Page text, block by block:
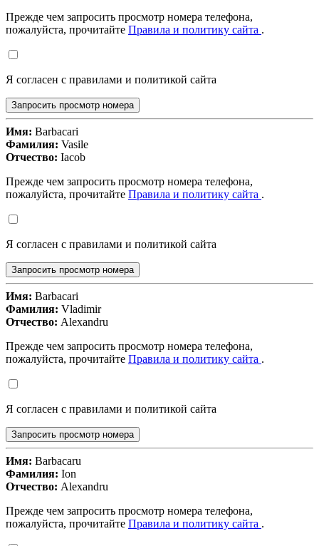
Прежде чем запросить просмотр номера телефона,
пожалуйста, прочитайте Правила и политику сайта .
Я согласен с правилами и политикой сайта
Запросить просмотр номера
Имя: Barbacari
Фамилия: Vasile
Отчество: Iacob
Прежде чем запросить просмотр номера телефона,
пожалуйста, прочитайте Правила и политику сайта .
Я согласен с правилами и политикой сайта
Запросить просмотр номера
Имя: Barbacari
Фамилия: Vladimir
Отчество: Alexandru
Прежде чем запросить просмотр номера телефона,
пожалуйста, прочитайте Правила и политику сайта .
Я согласен с правилами и политикой сайта
Запросить просмотр номера
Имя: Barbacaru
Фамилия: Ion
Отчество: Alexandru
Прежде чем запросить просмотр номера телефона,
пожалуйста, прочитайте Правила и политику сайта .